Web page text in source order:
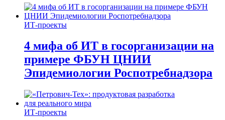
ИТ-проекты
4 мифа об ИТ в госорганизации на
примере ФБУН ЦНИИ
Эпидемиологии Роспотребнадзора
ИТ-проекты